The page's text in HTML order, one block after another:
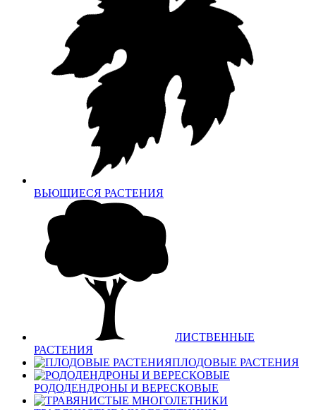
ВЬЮЩИЕСЯ РАСТЕНИЯ
ЛИСТВЕННЫЕ
РАСТЕНИЯ
ПЛОДОВЫЕ РАСТЕНИЯ
РОДОДЕНДРОНЫ И ВЕРЕСКОВЫЕ